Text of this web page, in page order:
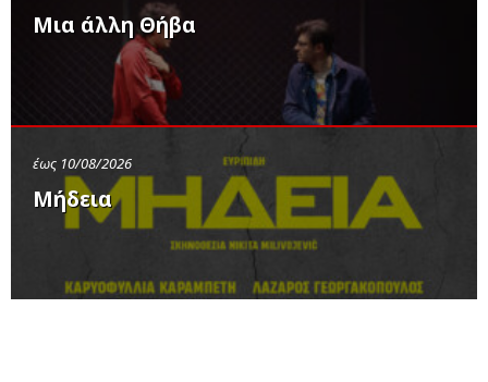
Μια άλλη Θήβα
έως 10/08/2026
Μήδεια